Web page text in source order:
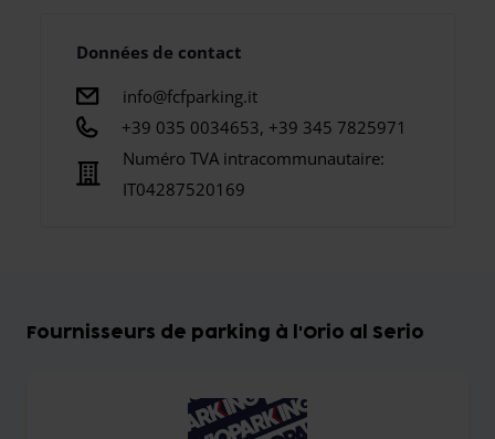
Données de contact
info@fcfparking.it
+39 035 0034653, +39 345 7825971
Numéro TVA intracommunautaire:
IT04287520169
Fournisseurs de parking à l'Orio al Serio